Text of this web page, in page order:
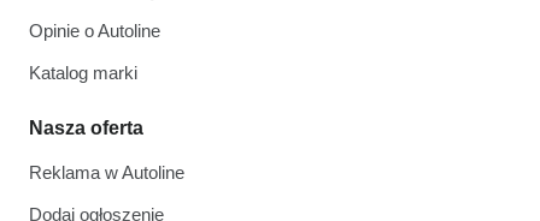
Opinie o Autoline
Katalog marki
Nasza oferta
Reklama w Autoline
Dodaj ogłoszenie